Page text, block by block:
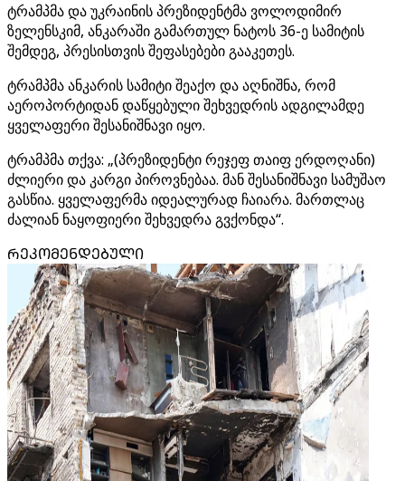
ტრამპმა და უკრაინის პრეზიდენტმა ვოლოდიმირ
ზელენსკიმ, ანკარაში გამართულ ნატოს 36-ე სამიტის
შემდეგ, პრესისთვის შეფასებები გააკეთეს.
ტრამპმა ანკარის სამიტი შეაქო და აღნიშნა, რომ
აეროპორტიდან დაწყებული შეხვედრის ადგილამდე
ყველაფერი შესანიშნავი იყო.
ტრამპმა თქვა: „(პრეზიდენტი რეჯეფ თაიფ ერდოღანი)
ძლიერი და კარგი პიროვნებაა. მან შესანიშნავი სამუშაო
გასწია. ყველაფერმა იდეალურად ჩაიარა. მართლაც
ძალიან ნაყოფიერი შეხვედრა გვქონდა“.
ᲠᲔᲙᲝᲛᲔᲜᲓᲔᲑᲣᲚᲘ